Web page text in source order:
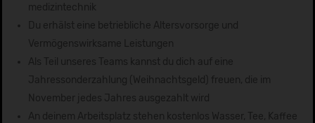
medizintechnik
Du erhälst eine betriebliche Altersvorsorge und
Vermögenswirksame Leistungen
Als Teil unseres Teams kannst du dich auf eine
Jahressonderzahlung (Weihnachtsgeld) freuen, die im
November jedes Jahres ausgezahlt wird
An deinem Arbeitsplatz stehen kostenlos Wasser, Tee, Kaffee